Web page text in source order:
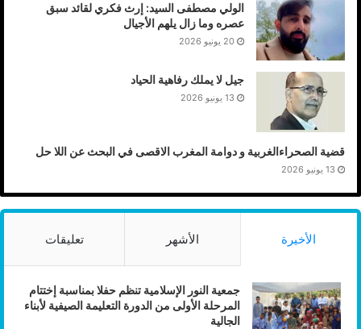
الولي مصطفى السيد: إرث فكري لقائد سبق
عصره وما زال يلهم الأجيال
20 يونيو 2026
جيل لا يملك رفاهية الحياد
13 يونيو 2026
قضية الصحراءالغربية و دوامة المغرب الاقصى في البحث عن اللا حل
13 يونيو 2026
الأخيرة الأشهر تعليقات
جمعية النور الإسلامية تنظم حفلا بمناسبة إختتام
المرحلة الأولى من الدورة التعليمة الصيفية لأبناء
الجالية